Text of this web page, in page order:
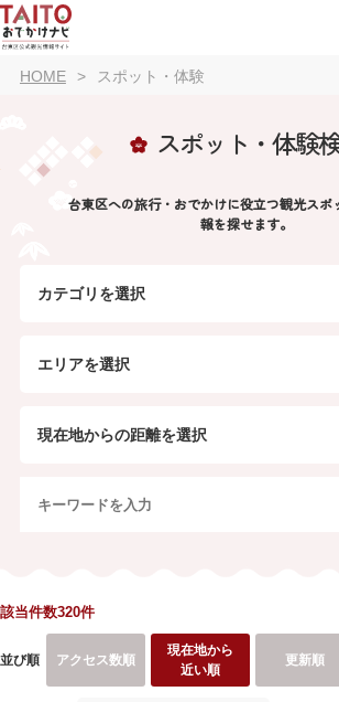
HOME スポット・体験
スポット・体験
台東区への旅行・おでかけに役立つ観光スポ
報を探せます。
カテゴリを選択
エリアを選択
現在地からの距離を選択
該当件数320件
並び順 アクセス数順
現在地から
近い順
更新順